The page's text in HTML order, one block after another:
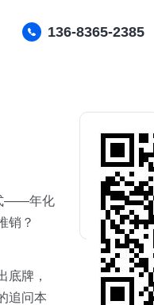
136-8365-2385
——年化
销？
牌，
追问本